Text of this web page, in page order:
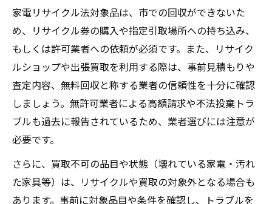
家電リサイクル法対象品は、市での回収ができないた
め、リサイクル券の購入や指定引取場所への持ち込み、
もしくは許可業者への依頼が必須です。また、リサイク
ルショップや出張買取を利用する際は、事前見積もりや
査定内容、無料回収と称する業者の信頼性を十分に確認
しましょう。無許可業者による高額請求や不法投棄トラ
ブルも過去に報告されているため、業者選びには注意が
必要です。
さらに、買取不可の品目や状態（壊れている家電・汚れ
た家具等）は、リサイクルや買取の対象外となる場合も
あります。事前に対象品目や条件を確認し、トラブルを